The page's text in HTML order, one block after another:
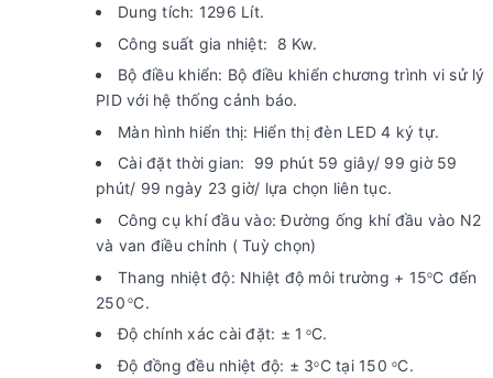
Dung tích: 1296 Lít.
Công suất gia nhiệt: 8 Kw.
Bộ điều khiển: Bộ điều khiển chương trình vi sử lý
PID với hệ thống cảnh báo.
Màn hình hiển thị: Hiển thị đèn LED 4 ký tự.
Cài đặt thời gian: 99 phút 59 giây/ 99 giờ 59
phút/ 99 ngày 23 giờ/ lựa chọn liên tục.
Công cụ khí đầu vào: Đường ống khí đầu vào N2
và van điều chỉnh ( Tuỳ chọn)
Thang nhiệt độ: Nhiệt độ môi trường + 15oC đến
250 oC.
Độ chính xác cài đặt: ± 1 oC.
Độ đồng đều nhiệt độ: ± 3o C tại 150 oC.